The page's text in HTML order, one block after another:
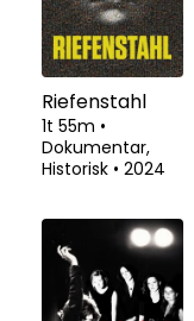
Riefenstahl
1t 55m •
Dokumentar,
Historisk • 2024